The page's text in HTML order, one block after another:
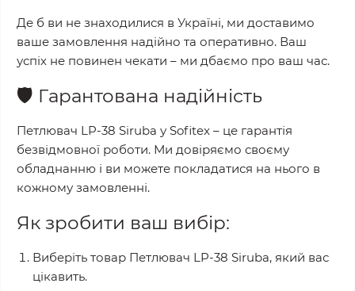
Де б ви не знаходилися в Україні, ми доставимо
ваше замовлення надійно та оперативно. Ваш
успіх не повинен чекати – ми дбаємо про ваш час.
🛡️ Гарантована надійність
Петлювач LP-38 Siruba у Sofitex – це гарантія
безвідмовної роботи. Ми довіряємо своєму
обладнанню і ви можете покладатися на нього в
кожному замовленні.
Як зробити ваш вибір:
Виберіть товар Петлювач LP-38 Siruba, який вас
цікавить.